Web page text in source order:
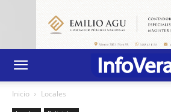
Inicio Locales